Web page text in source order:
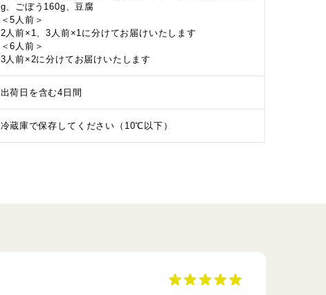
g、ごぼう160g、豆腐
＜5人前＞
2人前×1、3人前×1に分けてお届けいたします
＜6人前＞
3人前×2に分けてお届けいたします
出荷日を含む4日間
冷蔵庫で保存してください（10℃以下）